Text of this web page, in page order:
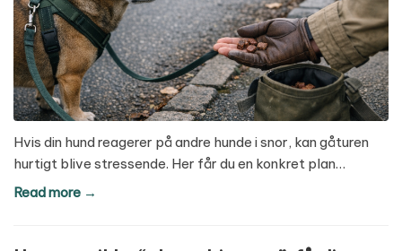
Hvis din hund reagerer på andre hunde i snor, kan gåturen
hurtigt blive stressende. Her får du en konkret plan…
Read more →